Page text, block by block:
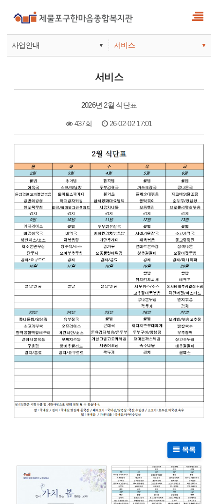
사업안내 ▼
기관안내
서비스 ▼
서비스
참여
서비스
2026년 2월 식단표
437회 26-02-02 17:01
본문
목록